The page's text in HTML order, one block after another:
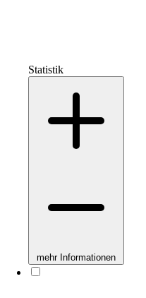
Statistik
mehr Informationen